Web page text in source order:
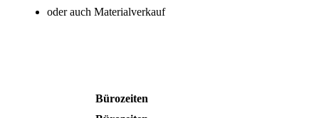
oder auch Materialverkauf
Bürozeiten